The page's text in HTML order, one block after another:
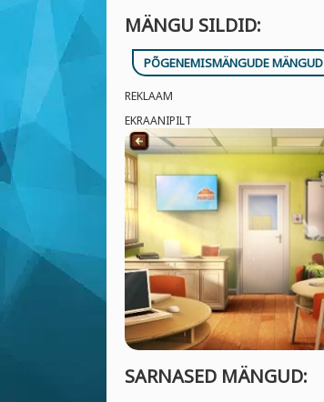
MÄNGU SILDID:
PÕGENEMISMÄNGUDE MÄNGUD
REKLAAM
EKRAANIPILT
SARNASED MÄNGUD: